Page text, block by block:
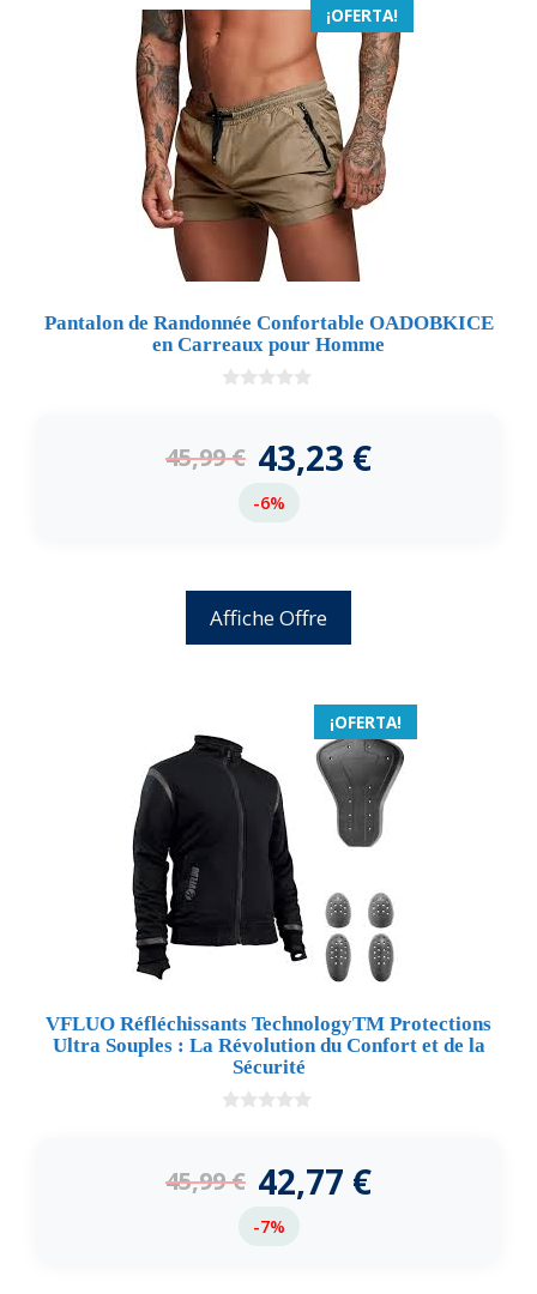
¡OFERTA!
Pantalon de Randonnée Confortable OADOBKICE
en Carreaux pour Homme
5
45,99€ 43,23 €
-6%
Affiche Offre
¡OFERTA!
VFLUO Réfléchissants TechnologyTM Protections
Ultra Souples : La Révolution du Confort et de la
Sécurité
5
45,99€ 42,77 €
-7%